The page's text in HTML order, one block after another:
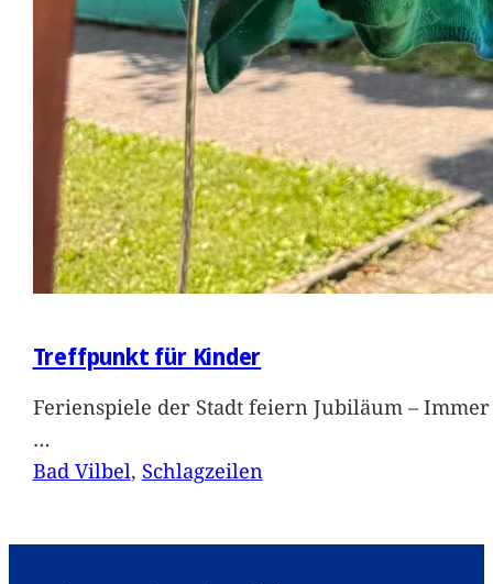
Treffpunkt für Kinder
Ferienspiele der Stadt feiern Jubiläum –
…
Bad Vilbel, Schlagzeilen